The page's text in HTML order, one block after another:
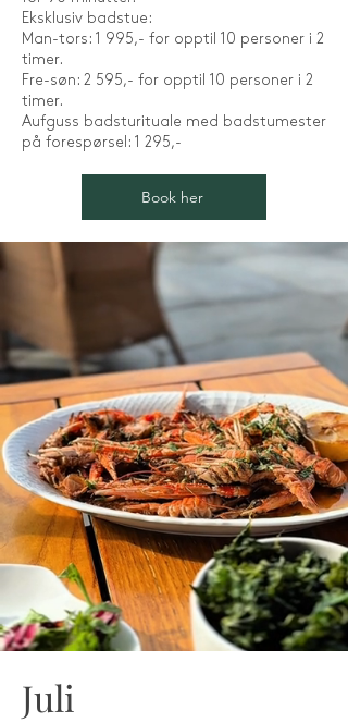
Eksklusiv badstue:
Man-tors: 1 995,- for opptil 10 personer i 2
timer.
Fre-søn: 2 595,- for opptil 10 personer i 2
timer.
Aufguss badsturituale med badstumester
på forespørsel: 1 295,-
Book her
Juli